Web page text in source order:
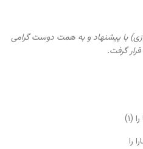
با پیشنهاد و به همت دوست گرامی
گرفت.
(۱)
را